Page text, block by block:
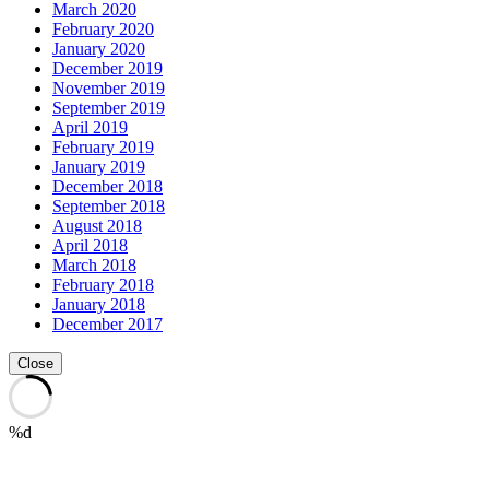
March 2020
February 2020
January 2020
December 2019
November 2019
September 2019
April 2019
February 2019
January 2019
December 2018
September 2018
August 2018
April 2018
March 2018
February 2018
January 2018
December 2017
Close
%d